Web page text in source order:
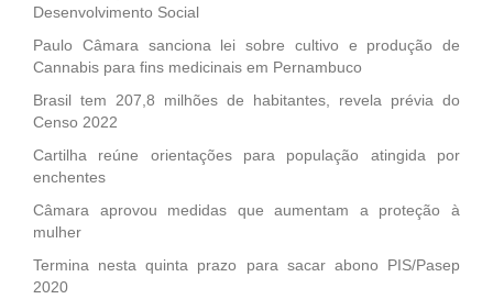
Desenvolvimento Social
Paulo Câmara sanciona lei sobre cultivo e produção de
Cannabis para fins medicinais em Pernambuco
Brasil tem 207,8 milhões de habitantes, revela prévia do
Censo 2022
Cartilha reúne orientações para população atingida por
enchentes
Câmara aprovou medidas que aumentam a proteção à
mulher
Termina nesta quinta prazo para sacar abono PIS/Pasep
2020